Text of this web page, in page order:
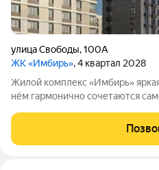
улица Свободы,100А
ЖК «Имбирь», 4 квартал 2028
Жилой комплекс «Имбирь» яркая деталь района Сормово. В
нём гармонично сочетаются
необходимое находится в
развязка, магазины,